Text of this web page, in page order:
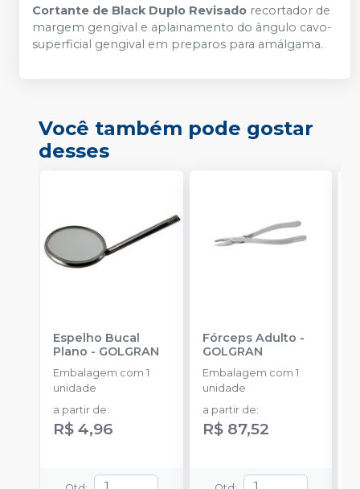
Cortante de Black Duplo Revisado recortador de
margem gengival e aplainamento do ângulo cavo-
superficial gengival em preparos para amálgama.
Você também pode gostar
desses
Espelho Bucal
Plano - GOLGRAN
Embalagem com 1
unidade
a partir de:
R$ 4,96
Fórceps Adulto -
GOLGRAN
Embalagem com 1
unidade
a partir de:
R$ 87,52